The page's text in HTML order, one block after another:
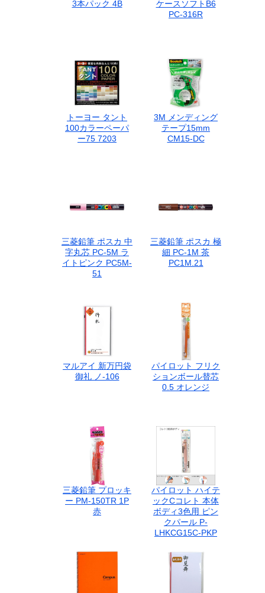
3本パック 4B
ケースソフトB6
PC-316R
トーヨー タント
100カラーペーパ
ー75 7203
3M メンディング
テープ15mm
CM15-DC
三菱鉛筆 ポスカ 中
字丸芯 PC-5M ラ
イトピンク PC5M-
51
三菱鉛筆 ポスカ 極
細 PC-1M 茶
PC1M.21
マルアイ 新万円袋
御礼 ノ-106
パイロット フリク
ションボール替芯
0.5 オレンジ
三菱鉛筆 プロッキ
ー PM-150TR 1P
赤
パイロット ハイテ
ックCコレト 本体
ボディ3色用 ピン
クパール P-
LHKCG15C-PKP